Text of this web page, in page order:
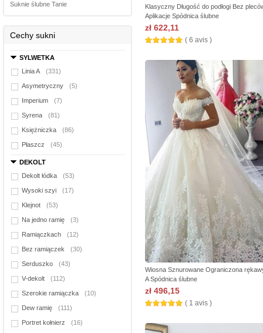
Suknie ślubne Tanie
Cechy sukni
SYLWETKA
Linia A
(331)
Asymetryczny (5)
Imperium (7)
Syrena (81)
Księżniczka (86)
Płaszcz (45)
DEKOLT
Dekolt łódka
(53)
Wysoki szyi (17)
Klejnot (53)
Na jedno ramię (3)
Ramiączkach (12)
Bez ramiączek (30)
Serduszko (43)
V-dekolt (112)
Szerokie ramiączka (10)
Dew ramię (111)
Portret kołnierz (16)
Klasyczny Długość do podłogi Bez
Aplikacje Spódnica ślubne
zł 622,11
( 6 avis )
Wiosna Sznurowane Ograniczona
A Spódnica ślubne
zł 496,15
( 1 avis )